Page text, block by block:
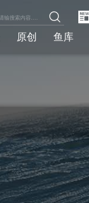
原创 鱼库